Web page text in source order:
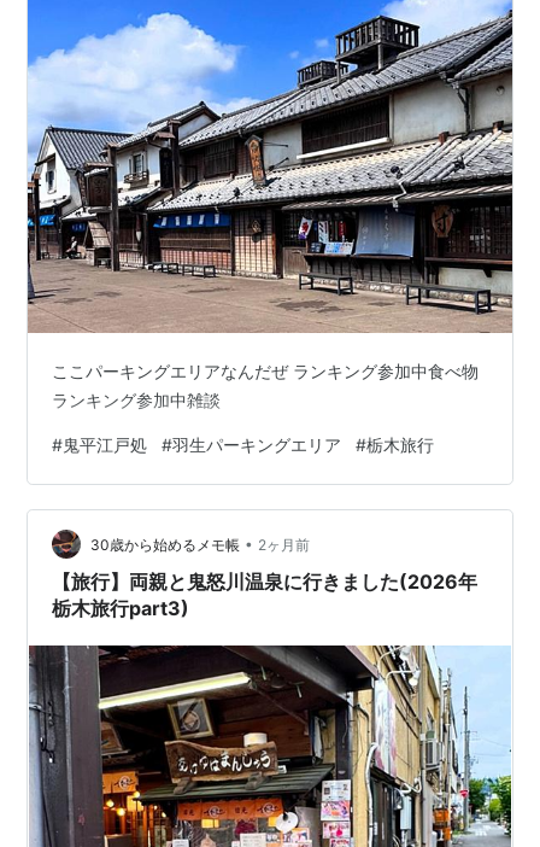
ここパーキングエリアなんだぜ ランキング参加中食べ物
ランキング参加中雑談
#鬼平江戸処 #羽生パーキングエリア #栃木旅行
30歳から始めるメモ帳 • 2ヶ月前
【旅行】両親と鬼怒川温泉に行きました(2026年
栃木旅行part3)